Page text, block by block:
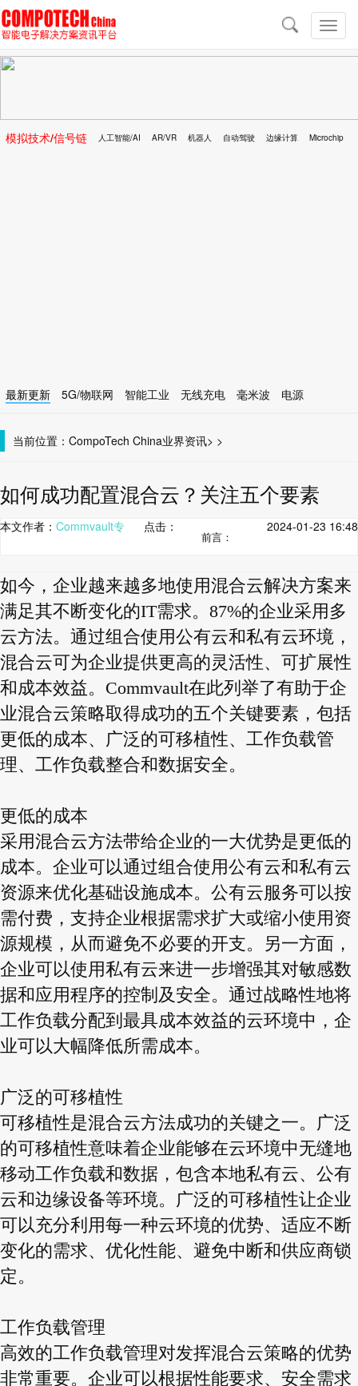
切
换
导
导
航
模拟技术/信号链 人工智能/AI AR/VR 机器人 自动驾驶 边缘计算 Microchip
最新更新 5G/物联网 智能工业 无线充电 毫米波
电源
当前位置： CompoTech China >
业界资讯 >
如何成功配置混合云？关注五个要素
本文作者： Commvault专 点击： 2024-01-23 16:48
前言：
如今，企业越来越多地使用混合云解决方案来
满足其不断变化的IT需求。87%的企业采用多
云方法。通过组合使用公有云和私有云环境，
混合云可为企业提供更高的灵活性、可扩展性
和成本效益。Commvault在此列举了有助于企
业混合云策略取得成功的五个关键要素，包括
更低的成本、广泛的可移植性、工作负载管
理、工作负载整合和数据安全。
更低的成本
采用混合云方法带给企业的一大优势是更低的
成本。企业可以通过组合使用公有云和私有云
资源来优化基础设施成本。公有云服务可以按
需付费，支持企业根据需求扩大或缩小使用资
源规模，从而避免不必要的开支。另一方面，
企业可以使用私有云来进一步增强其对敏感数
据和应用程序的控制及安全。通过战略性地将
工作负载分配到最具成本效益的云环境中，企
业可以大幅降低所需成本。
广泛的可移植性
可移植性是混合云方法成功的关键之一。广泛
的可移植性意味着企业能够在云环境中无缝地
移动工作负载和数据，包含本地私有云、公有
云和边缘设备等环境。广泛的可移植性让企业
可以充分利用每一种云环境的优势、适应不断
变化的需求、优化性能、避免中断和供应商锁
定。
工作负载管理
高效的工作负载管理对发挥混合云策略的优势
非常重要。企业可以根据性能要求、安全需求